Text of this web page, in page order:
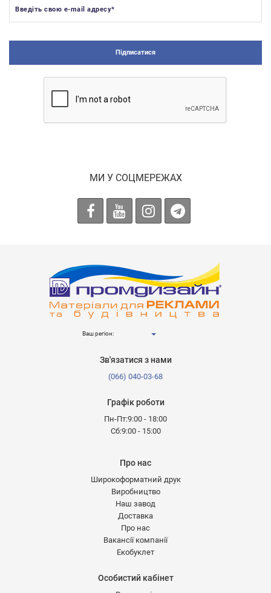
Введіть свою e-mail адресу*
Підписатися
МИ У СОЦМЕРЕЖАХ
Ваш регіон:
Зв'язатися з нами
(066) 040-03-68
Графік роботи
Пн-Пт:9:00 - 18:00
Сб:9:00 - 15:00
Про нас
Широкоформатний друк
Виробництво
Наш завод
Доставка
Про нас
Вакансії компанії
Екобуклет
Особистий кабінет